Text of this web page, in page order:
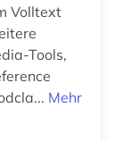
Volltext
Tools,
Mehr